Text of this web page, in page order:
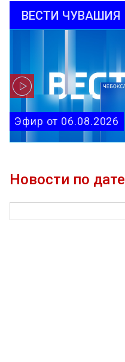
ВЕСТИ ЧУВАШИЯ
Эфир от 06.08.2026
Новости по дате